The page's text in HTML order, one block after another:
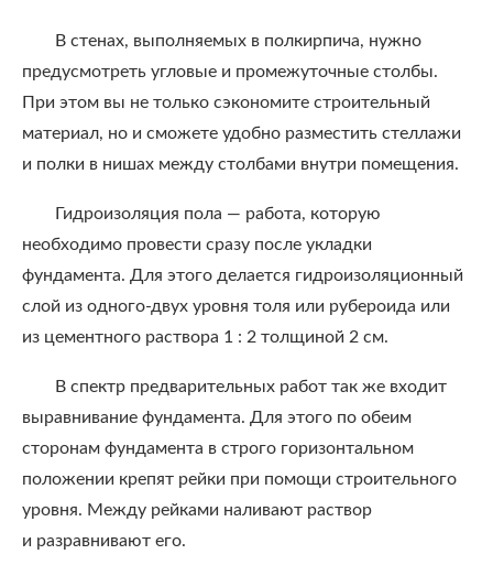
В стенах, выполняемых в полкирпича, нужно
предусмотреть угловые и промежуточные столбы.
При этом вы не только сэкономите строительный
материал, но и сможете удобно разместить стеллажи
и полки в нишах между столбами внутри помещения.
Гидроизоляция пола — работа, которую
необходимо провести сразу после укладки
фундамента. Для этого делается гидроизоляционный
слой из одного-двух уровня толя или рубероида или
из цементного раствора 1 : 2 толщиной 2 см.
В спектр предварительных работ так же входит
выравнивание фундамента. Для этого по обеим
сторонам фундамента в строго горизонтальном
положении крепят рейки при помощи строительного
уровня. Между рейками наливают раствор
и разравнивают его.